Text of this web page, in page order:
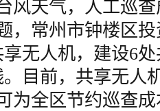
风天气，人工巡
，常州市钟楼区
无人机，建设6
目前，共享无人
为全区节约巡查